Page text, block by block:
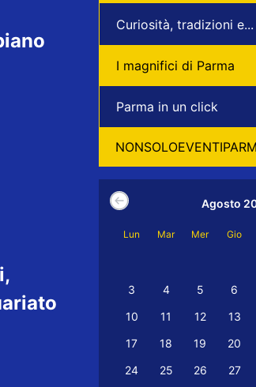
Curiosità, tradizioni e...
I magnifici di Parma
Parma in un click
Agosto
Lun Mar Mer Gio
3
4 5 6
10
11 12 13
17
18 19 20
24
25 26 27